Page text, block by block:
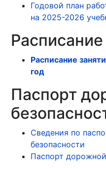
Годовой план
на 2025-2026
Расписание
Расписание
год
Паспорт
Сведения по
безопасности
Паспорт